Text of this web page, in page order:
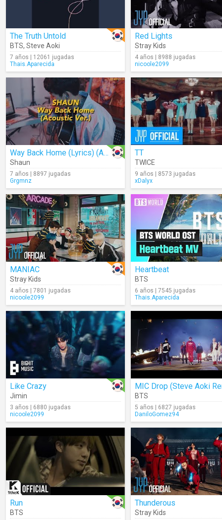
The Truth Untold
BTS, Steve Aoki
7 años | 12061 jugadas
Thais.Aparecida
Red Lights
Stray Kids
4 años | 8988 jugadas
nicoole2099
Way Back Home (Lyrics) (Acoustic)
Shaun
7 años | 8897 jugadas
Grgmnz
TT
TWICE
9 años | 8573 jugadas
xDalyx
MANIAC
Stray Kids
4 años | 7801 jugadas
nicoole2099
Heartbeat
BTS
6 años | 7545 jugadas
Thais.Aparecida
Like Crazy
Jimin
3 años | 6880 jugadas
nicoole2099
BTS
5 años | 6827 jugadas
DaniloGomez94
Run
BTS
Thunderous
Stray Kids